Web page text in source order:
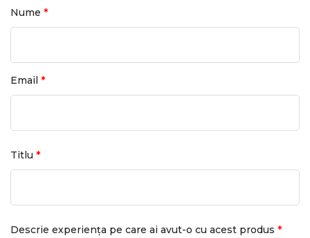
Nume *
Email *
Titlu *
Descrie experiența pe care ai avut-o cu acest produs *